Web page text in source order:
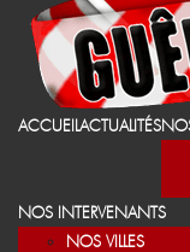
ACCUEILACTUALITÉS
NOS INTERVENANTS
NOS VILLES